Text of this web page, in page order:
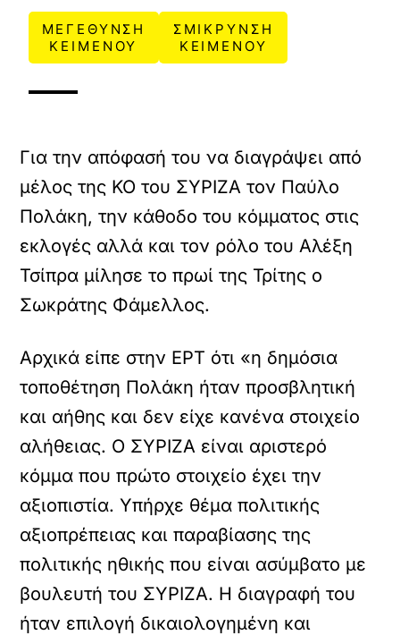
ΜΕΓΕΘΥΝΣΗ
ΚΕΙΜΕΝΟΥ
ΣΜΙΚΡΥΝΣΗ
ΚΕΙΜΕΝΟΥ
Για την απόφασή του να διαγράψει από
μέλος της ΚΟ του ΣΥΡΙΖΑ τον Παύλο
Πολάκη, την κάθοδο του κόμματος στις
εκλογές αλλά και τον ρόλο του Αλέξη
Τσίπρα μίλησε το πρωί της Τρίτης ο
Σωκράτης Φάμελλος.
Αρχικά είπε στην ΕΡΤ ότι «η δημόσια
τοποθέτηση Πολάκη ήταν προσβλητική
και αήθης και δεν είχε κανένα στοιχείο
αλήθειας. Ο ΣΥΡΙΖΑ είναι αριστερό
κόμμα που πρώτο στοιχείο έχει την
αξιοπιστία. Υπήρχε θέμα πολιτικής
αξιοπρέπειας και παραβίασης της
πολιτικής ηθικής που είναι ασύμβατο με
βουλευτή του ΣΥΡΙΖΑ. Η διαγραφή του
ήταν επιλογή δικαιολογημένη και